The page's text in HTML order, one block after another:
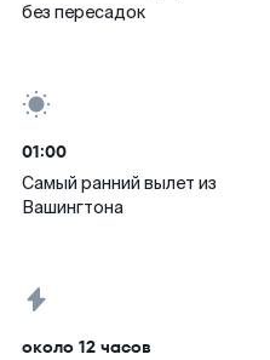
без пересадок
01:00
Самый ранний вылет из
Вашингтона
около 12 часов